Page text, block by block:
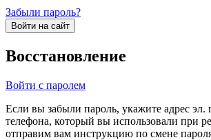
Забыли пароль?
Войти на сайт
Восстановление
Войти с паролем
Если вы забыли пароль, укажите адрес
телефона, который вы использовали при
отправим вам инструкцию по смене